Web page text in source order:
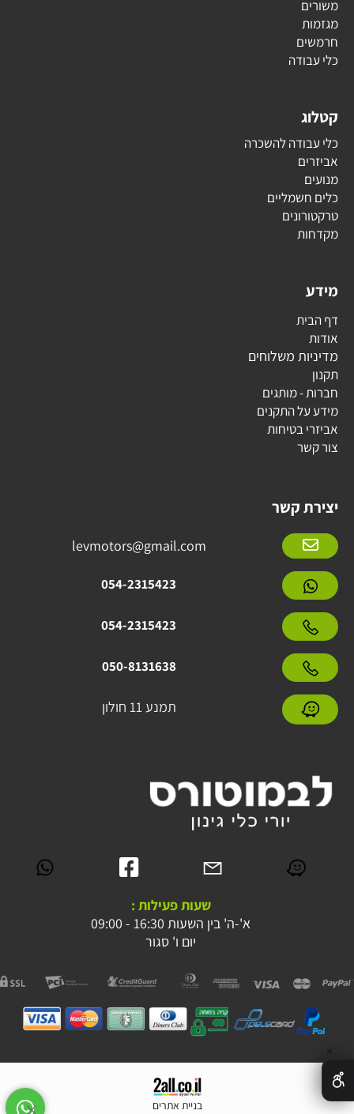
משורים
מגזמות
חרמשים
כלי עבודה
קטלוג
כלי עבודה להשכרה
אביזרים
מנועים
כלים חשמליים
טרקטורונים
מקדחות
מידע
דף הבית
אודות
מדיניות משלוחים
תקנון
חברות - מותגים
מידע על התקנים
אביזרי בטיחות
צור קשר
יצירת קשר
levmotors@gmail.com
054-2315423
054-2315423
050-8131638
תמנע 11 חולון
שעות פעילות :
א'-ה' בין השעות 16:30 - 09:00
יום ו' סגור
בניית אתרים